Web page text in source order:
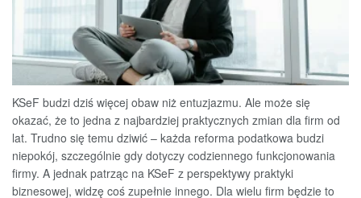
KSeF budzi dziś więcej obaw niż entuzjazmu. Ale może się
okazać, że to jedna z najbardziej praktycznych zmian dla firm od
lat. Trudno się temu dziwić – każda reforma podatkowa budzi
niepokój, szczególnie gdy dotyczy codziennego funkcjonowania
firmy. A jednak patrząc na KSeF z perspektywy praktyki
biznesowej, widzę coś zupełnie innego. Dla wielu firm będzie to